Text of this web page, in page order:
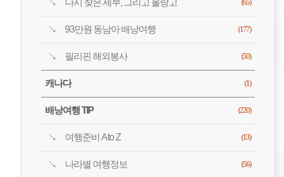
다시 찾은 세부, 그리고 올랑고 (65)
93만원 동남아 배낭여행 (177)
필리핀 해외봉사 (50)
캐나다 (1)
배낭여행 TIP (220)
여행준비 A to Z (13)
나라별 여행정보 (56)